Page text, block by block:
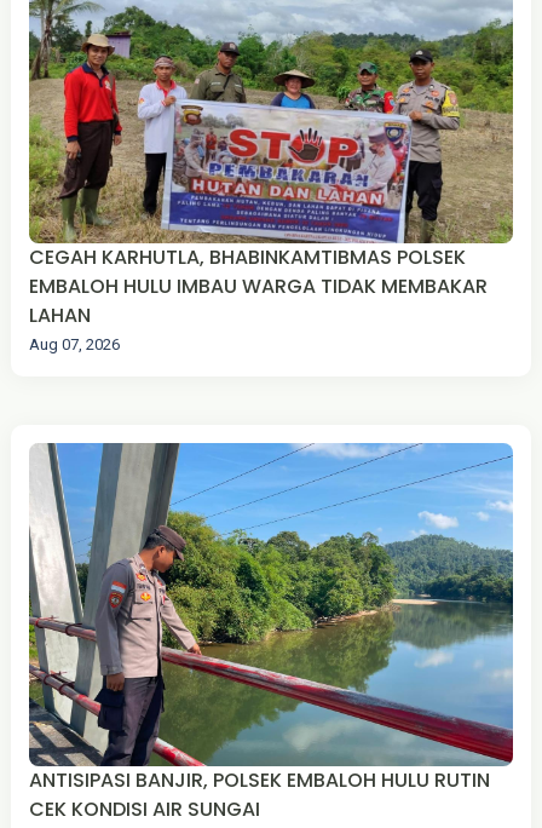
CEGAH KARHUTLA, BHABINKAMTIBMAS POLSEK
EMBALOH HULU IMBAU WARGA TIDAK MEMBAKAR
LAHAN
Aug 07, 2026
ANTISIPASI BANJIR, POLSEK EMBALOH HULU RUTIN
CEK KONDISI AIR SUNGAI